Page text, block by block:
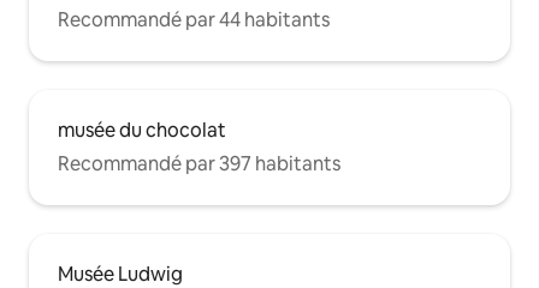
Recommandé par 44 habitants
musée du chocolat
Recommandé par 397 habitants
Musée Ludwig